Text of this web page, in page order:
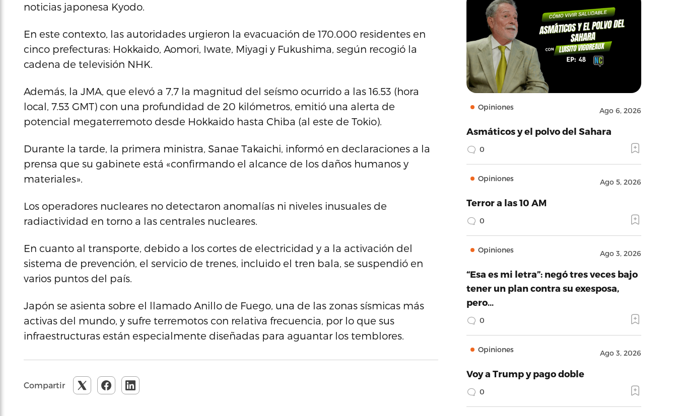
noticias japonesa Kyodo.
En este contexto, las autoridades urgieron la evacuación de 170.000 residentes en
cinco prefecturas: Hokkaido, Aomori, Iwate, Miyagi y Fukushima, según recogió la
cadena de televisión NHK.
Además, la JMA, que elevó a 7,7 la magnitud del seísmo ocurrido a las 16.53 (hora
local, 7.53 GMT) con una profundidad de 20 kilómetros, emitió una alerta de
potencial megaterremoto desde Hokkaido hasta Chiba (al este de Tokio).
Durante la tarde, la primera ministra, Sanae Takaichi, informó en declaraciones a la
prensa que su gabinete está «confirmando el alcance de los daños humanos y
materiales».
Los operadores nucleares no detectaron anomalías ni niveles inusuales de
radiactividad en torno a las centrales nucleares.
En cuanto al transporte, debido a los cortes de electricidad y a la activación del
sistema de prevención, el servicio de trenes, incluido el tren bala, se suspendió en
varios puntos del país.
Japón se asienta sobre el llamado Anillo de Fuego, una de las zonas sísmicas más
activas del mundo, y sufre terremotos con relativa frecuencia, por lo que sus
infraestructuras están especialmente diseñadas para aguantar los temblores.
Compartir
Opiniones Ago 6, 2026
Asmáticos y el polvo del Sahara
0
Opiniones Ago 5, 2026
Terror a las 10 AM
0
Opiniones Ago 3, 2026
“Esa es mi letra”: negó tres veces bajo
tener un plan contra su exesposa,
pero…
0
Opiniones Ago 3, 2026
Voy a Trump y pago doble
0